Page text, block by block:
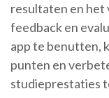
resultaten en het
feedback en
app te benutten,
punten en
studieprestaties